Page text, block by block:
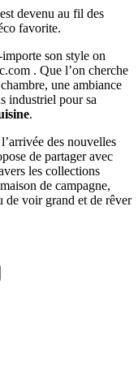
devenu au fil des
favorite.
son style on
. Que l’on cherche
une ambiance
industriel pour sa
.
des nouvelles
de partager avec
les collections
de campagne,
de voir grand et de rêver